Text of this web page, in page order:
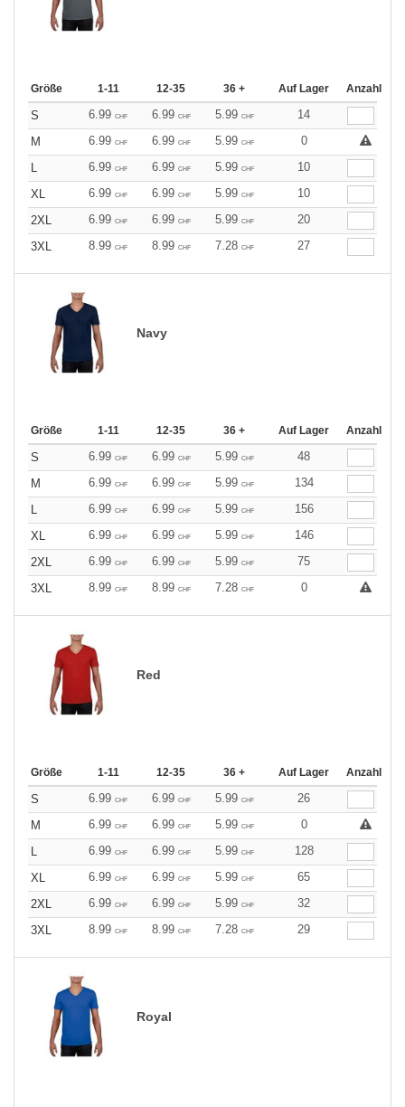
Größe 1-11 12-35 36 + Auf Lager Anzahl
S 6.99 CHF 6.99 CHF 5.99 CHF
14
M
6.99 CHF 6.99 CHF 5.99 CHF
0
L
6.99 CHF 6.99 CHF 5.99 CHF
10
XL
6.99 CHF 6.99 CHF 5.99 CHF
10
2XL
6.99 CHF 6.99 CHF 5.99 CHF
20
3XL
8.99 CHF 8.99 CHF 7.28 CHF 27
Navy
Größe 1-11 12-35 36 + Auf Lager Anzahl
S 6.99 CHF 6.99 CHF 5.99 CHF
48
M
6.99 CHF 6.99 CHF 5.99 CHF
134
L
6.99 CHF 6.99 CHF 5.99 CHF
156
XL
6.99 CHF 6.99 CHF 5.99 CHF
146
2XL
6.99 CHF 6.99 CHF 5.99 CHF
75
3XL
8.99 CHF 8.99 CHF 7.28 CHF 0
Red
Größe 1-11 12-35 36 + Auf Lager Anzahl
S 6.99 CHF 6.99 CHF 5.99 CHF
26
M
6.99 CHF 6.99 CHF 5.99 CHF
0
L
6.99 CHF 6.99 CHF 5.99 CHF
128
XL
6.99 CHF 6.99 CHF 5.99 CHF
65
2XL
6.99 CHF 6.99 CHF 5.99 CHF
32
3XL
8.99 CHF 8.99 CHF 7.28 CHF 29
Royal